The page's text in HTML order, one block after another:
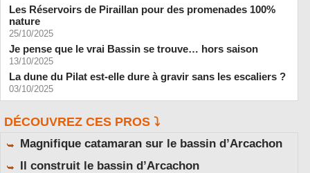
Les Réservoirs de Piraillan pour des promenades 100%
nature
25/10/2025
Je pense que le vrai Bassin se trouve… hors saison
13/10/2025
La dune du Pilat est-elle dure à gravir sans les escaliers ?
03/10/2025
DÉCOUVREZ CES PROS ⤵️
Magnifique catamaran sur le bassin d’Arcachon
Il construit le bassin d’Arcachon